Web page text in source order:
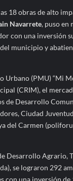
18 obras de alto
Navarrete, puso en
con una inversión
municipio y
(PMU) “Mi
(CRIM), el
de Desarrollo
Ciudad
del Carmen
Desarrollo Agrario,
se lograron 292